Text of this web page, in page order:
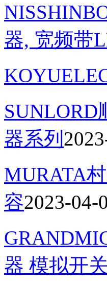
器, 宽频带
器系列
MURATA
容2023-04-
器 模拟开关